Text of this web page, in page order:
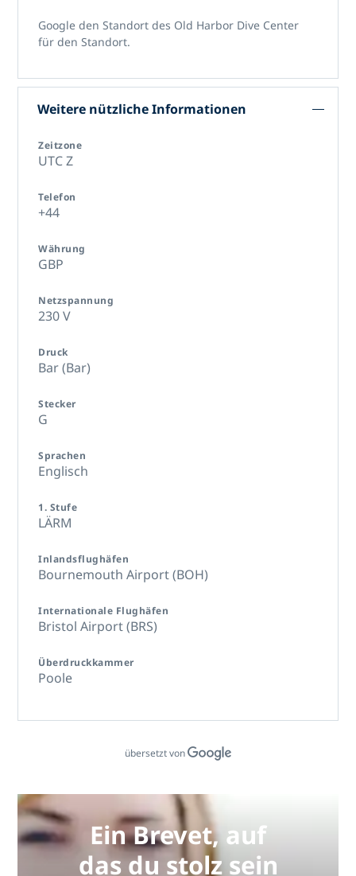
Google den Standort des Old Harbor Dive Center
für den Standort.
Weitere nützliche Informationen
Zeitzone
UTC Z
Telefon
+44
Währung
GBP
Netzspannung
230 V
Druck
Bar (Bar)
Stecker
G
Sprachen
Englisch
1. Stufe
LÄRM
Inlandsflughäfen
Bournemouth Airport (BOH)
Internationale Flughäfen
Bristol Airport (BRS)
Überdruckkammer
Poole
übersetzt von
Ein Brevet, auf
das du stolz sein